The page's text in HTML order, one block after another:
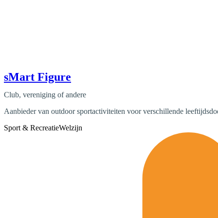
sMart Figure
Club, vereniging of andere
Aanbieder van outdoor sportactiviteiten voor verschillende
Sport & RecreatieWelzijn